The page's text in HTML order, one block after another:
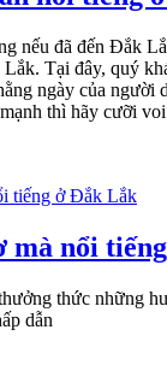
nếu đã đến Đắk
Tại đây, quý
ngày của người
thì hãy cưỡi
mà nổi
thức những
dẫn